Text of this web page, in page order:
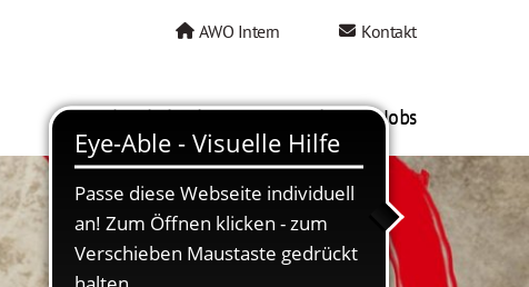
AWO Intern Kontakt
AWO als Arbeitgeber Mein AWO Jobs